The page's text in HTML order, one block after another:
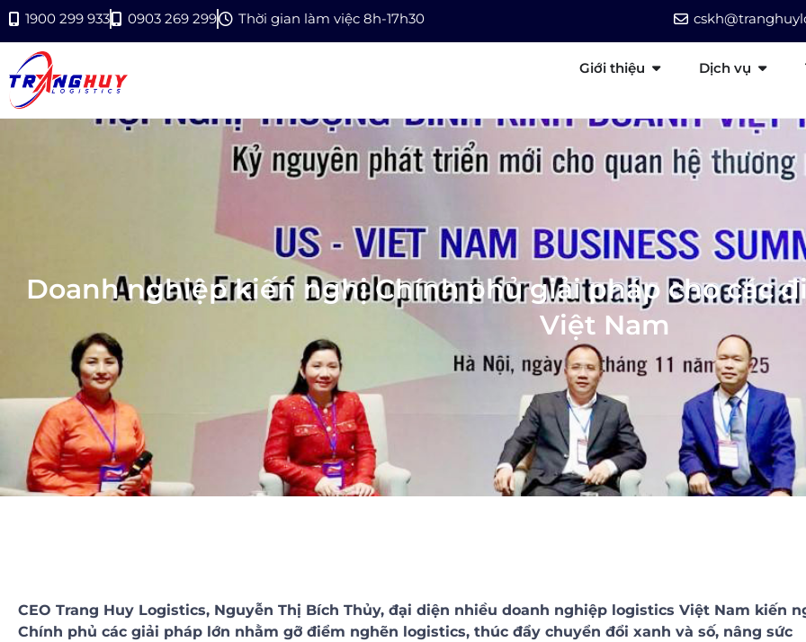
1900 299 933 0903 269 299 Thời gian làm việc 8h-17h30
Giới thiệu Dịch vụ
Doanh nghiệp kiến nghị Chính phủ giải pháp cho các
Việt Nam
CEO Trang Huy Logistics, Nguyễn Thị Bích Thủy, đại diện nhiều doanh nghiệp logistics Việt Nam kiến
Chính phủ các giải pháp lớn nhằm gỡ điểm nghẽn logistics, thúc đẩy chuyển đổi xanh và số, nâng sức